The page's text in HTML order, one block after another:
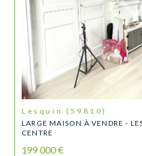
Lesquin (59810)
LARGE MAISON À VENDRE -
CENTRE
199 000 €